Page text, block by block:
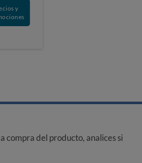
y
compra del producto, analices si